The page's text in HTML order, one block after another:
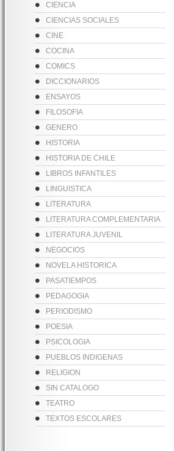
CIENCIA
CIENCIAS SOCIALES
CINE
COCINA
COMICS
DICCIONARIOS
ENSAYOS
FILOSOFIA
GENERO
HISTORIA
HISTORIA DE CHILE
LIBROS INFANTILES
LINGUISTICA
LITERATURA
LITERATURA COMPLEMENTARIA
LITERATURA JUVENIL
NEGOCIOS
NOVELA HISTORICA
PASATIEMPOS
PEDAGOGIA
PERIODISMO
POESIA
PSICOLOGIA
PUEBLOS INDIGENAS
RELIGION
SIN CATALOGO
TEATRO
TEXTOS ESCOLARES